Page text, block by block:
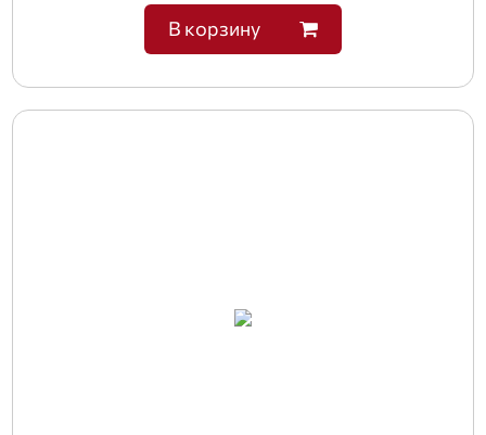
В корзину